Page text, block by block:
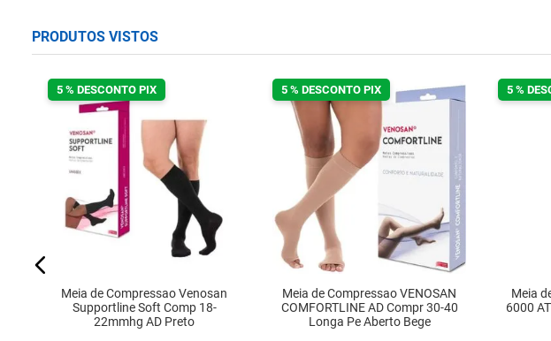
PRODUTOS VISTOS
5 % DESCONTO PIX
Meia de Compressao Venosan
Supportline Soft Comp 18-
22mmhg AD Preto
5 % DESCONTO PIX
Meia de Compressao VENOSAN
COMFORTLINE AD Compr 30-40
Longa Pe Aberto Bege
5 %
Meia
6000